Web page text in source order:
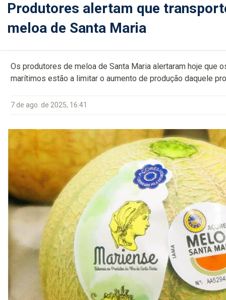
Produtores alertam que
meloa de Santa Maria
Os produtores de meloa de Santa Maria alertaram hoje
marítimos estão a limitar o aumento de produção daquele
7 de ago. de 2025, 16:41